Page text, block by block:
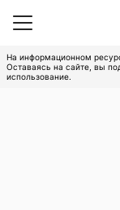
На информационном
Оставаясь на сайте, вы
использование.